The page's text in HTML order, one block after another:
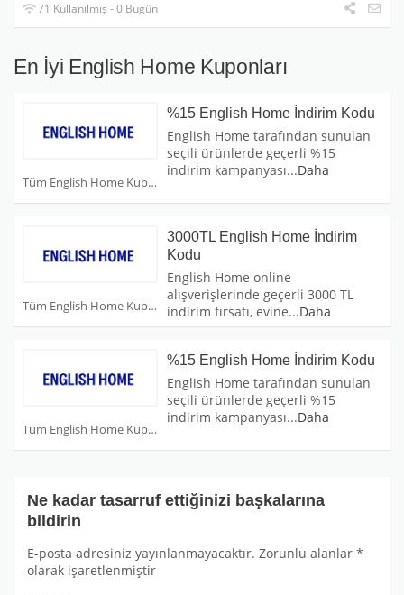
71 Kullanılmış - 0 Bugün
En İyi English Home Kuponları
Tüm English Home Kuponları
%15 English Home İndirim Kodu
English Home tarafından sunulan
seçili ürünlerde geçerli %15
indirim kampanyası...Daha
Tüm English Home Kuponları
3000TL English Home İndirim
Kodu
English Home online
alışverişlerinde geçerli 3000 TL
indirim fırsatı, evine...Daha
Tüm English Home Kuponları
%15 English Home İndirim Kodu
English Home tarafından sunulan
seçili ürünlerde geçerli %15
indirim kampanyası...Daha
Ne kadar tasarruf ettiğinizi başkalarına
bildirin
E-posta adresiniz yayınlanmayacaktır. Zorunlu alanlar *
olarak işaretlenmiştir